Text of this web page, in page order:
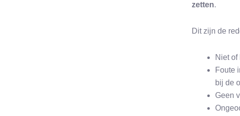
zetten.
Dit zijn de
Niet
Foute
bij de
Geen